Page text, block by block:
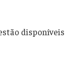
disponíveis